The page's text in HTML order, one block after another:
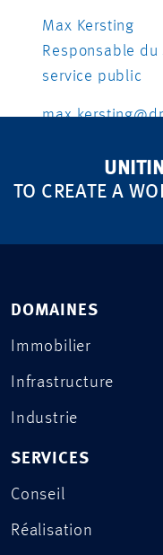
Max Kersting
Responsable du
service public
TO CREATE A
DOMAINES
Immobilier
Infrastructure
Industrie
SERVICES
Conseil
Réalisation